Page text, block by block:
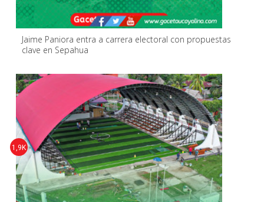
Jaime Paniora entra a carrera electoral con propuestas
clave en Sepahua
1,9K